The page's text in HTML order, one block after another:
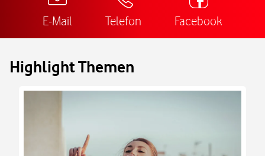
E-Mail Telefon Facebook
Highlight Themen